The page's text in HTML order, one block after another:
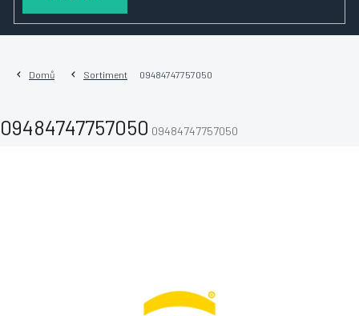
Domů Sortiment 09484747757050
09484747757050 09484747757050